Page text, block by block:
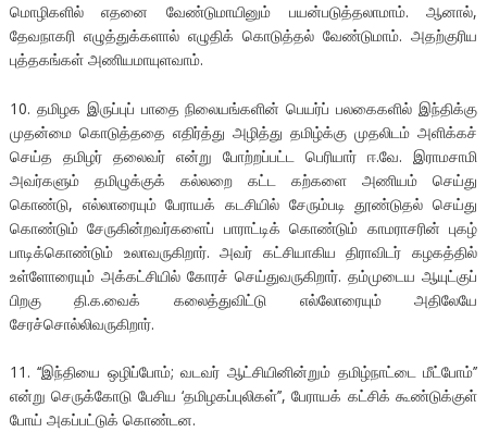
மொழிகளில் எதனை வேண்டுமாயினும் பயன்படுத்தலாமாம். ஆனால்,
தேவநாகரி எழுத்துக்களால் எழுதிக் கொடுத்தல் வேண்டுமாம். அதற்குரிய
புத்தகங்கள் அணியமாயுளவாம்.
10. தமிழக இருப்புப் பாதை நிலையங்களின் பெயர்ப் பலகைகளில் இந்திக்கு
முதன்மை கொடுத்ததை எதிர்த்து அழித்து தமிழ்க்கு முதலிடம் அளிக்கச்
செய்த தமிழர் தலைவர் என்று போற்றப்பட்ட பெரியார் ஈ.வே. இராமசாமி
அவர்களும் தமிழுக்குக் கல்லறை கட்ட கற்களை அணியம் செய்து
கொண்டு, எல்லாரையும் பேராயக் கடசியில் சேரும்படி தூண்டுதல் செய்து
கொண்டும் சேருகின்றவர்களைப் பாராட்டிக் கொண்டும் காமராசரின் புகழ்
பாடிக்கொண்டும் உலாவருகிறார். அவர் கட்சியாகிய திராவிடர் கழகத்தில்
உள்ளோரையும் அக்கட்சியில் கோரச் செய்துவருகிறார். தம்முடைய ஆயுட்குப்
பிறகு தி.க.வைக் கலைத்துவிட்டு எல்லோரையும் அதிலேயே
சேரச்சொல்லிவருகிறார்.
11. ‘‘இந்தியை ஒழிப்போம்; வடவர் ஆட்சியினின்றும் தமிழ்நாட்டை மீட்போம்’’
என்று செருக்கோடு பேசிய ‘தமிழகப்புலிகள்’’, பேராயக் கட்சிக் கூண்டுக்குள்
போய் அகப்பட்டுக் கொண்டன.